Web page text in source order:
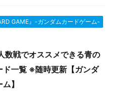
GAME』-ガンダムカードゲーム-
数戦でオススメできる青の
ド一覧 ※随時更新【ガンダ
】